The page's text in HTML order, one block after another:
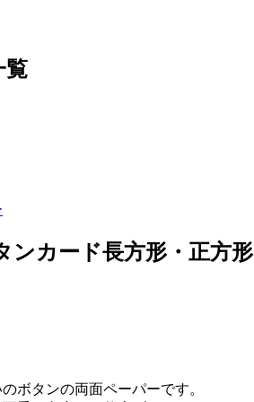
ンカード長方形・正方
ボタンの両面ペーパーです。